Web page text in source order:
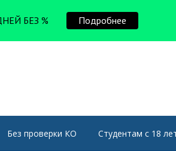
Без проверки КО Студентам с 18
БЕЗ % Подробнее